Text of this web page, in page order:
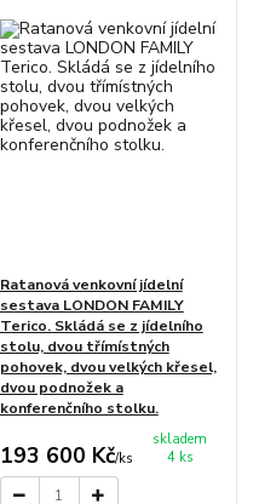
Ratanová venkovní jídelní
sestava LONDON FAMILY
Terico. Skládá se z jídelního
stolu, dvou třímístných
pohovek, dvou velkých křesel,
dvou podnožek a
konferenčního stolku.
193 600 Kč/ks
skladem
4 ks